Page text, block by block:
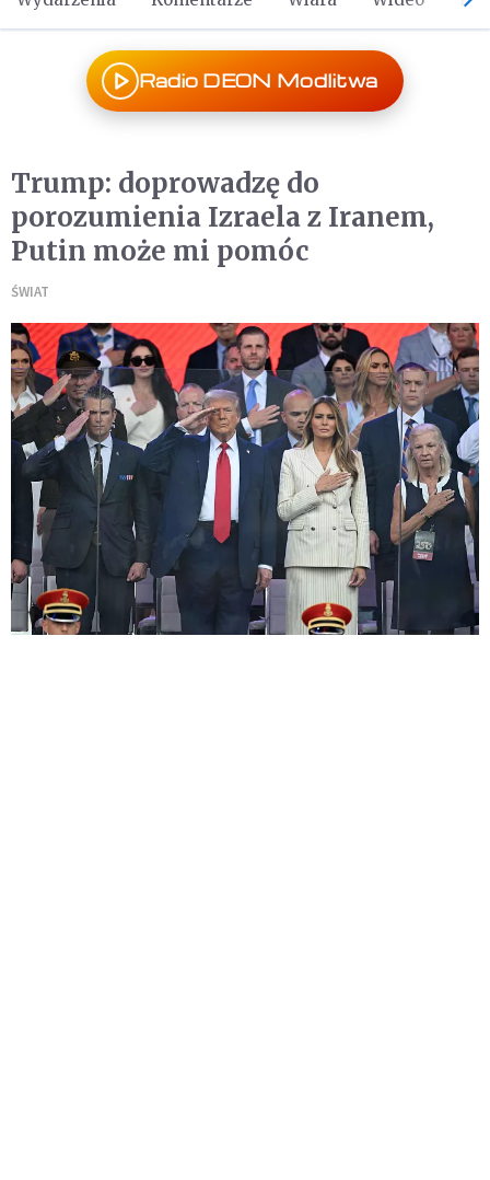
Radio DEON Modlitwa
Trump: doprowadzę do
porozumienia Izraela z Iranem,
Putin może mi pomóc
ŚWIAT